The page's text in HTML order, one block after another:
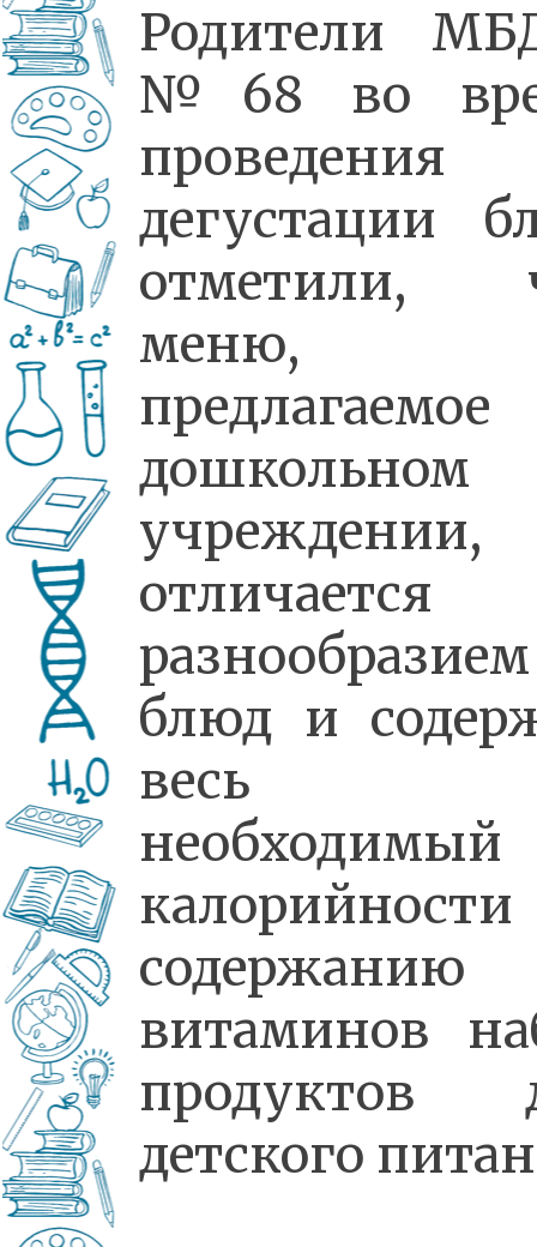
Родители
№68 во
проведения
дегустации
отметили,
меню,
дошкольном
учреждении,
отличается
разнообразием
блюд и
весь
содержанию
витаминов
продуктов
детского